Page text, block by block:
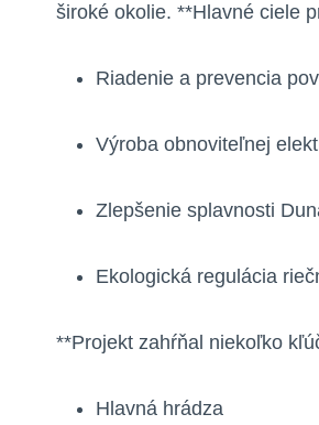
široké okolie. **Hlavné ciele
Riadenie a prevencia
Výroba obnoviteľnej
Zlepšenie splavnosti
Ekologická regulácia
**Projekt zahŕňal niekoľko
Hlavná hrádza